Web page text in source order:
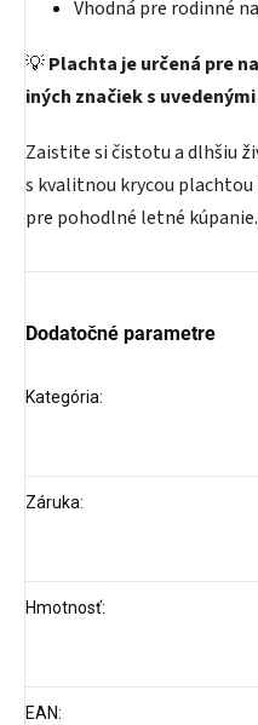
Vhodná pre rodinné
💡Plachta je určená pre
iných značiek s
Zaistite si čistotu a dlhšiu
s kvalitnou krycou plachtou
pre pohodlné letné kúpanie.
Dodatočné parametre
Kategória:
Záruka:
Hmotnosť:
EAN: